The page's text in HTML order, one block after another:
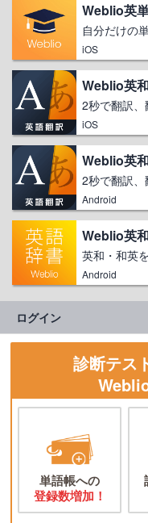
Weblio英
自分だけの
iOS
Weblio英
2秒で翻訳、
iOS
Weblio英
2秒で翻訳、
Android
Weblio英
英和・和英
Android
ログイン
診断テス
単語帳への
登録数増加！